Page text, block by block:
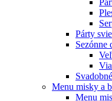
Párty
Sezónne
Menu misky a
Menu